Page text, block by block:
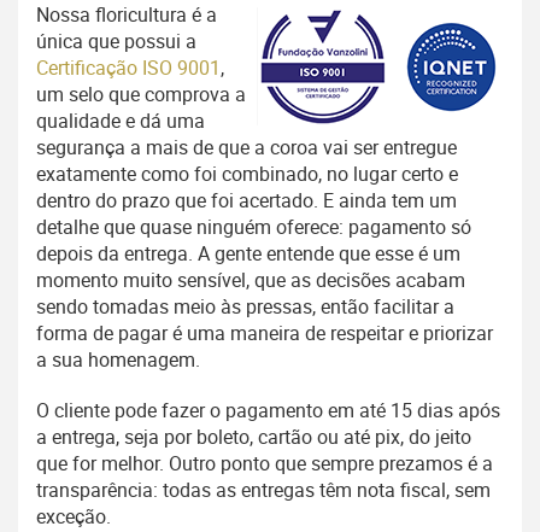
Nossa floricultura é a
única que possui a
Certificação ISO 9001,
um selo que comprova a
qualidade e dá uma
segurança a mais de que a coroa vai ser entregue
exatamente como foi combinado, no lugar certo e
dentro do prazo que foi acertado. E ainda tem um
detalhe que quase ninguém oferece: pagamento só
depois da entrega. A gente entende que esse é um
momento muito sensível, que as decisões acabam
sendo tomadas meio às pressas, então facilitar a
forma de pagar é uma maneira de respeitar e priorizar
a sua homenagem.
O cliente pode fazer o pagamento em até 15 dias após
a entrega, seja por boleto, cartão ou até pix, do jeito
que for melhor. Outro ponto que sempre prezamos é a
transparência: todas as entregas têm nota fiscal, sem
exceção.